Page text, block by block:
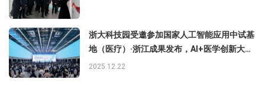
浙大科技园受邀参加国家人工智能应用中试基
地（医疗）·浙江成果发布，AI+医学创新大会
乘势启航
2025.12.22